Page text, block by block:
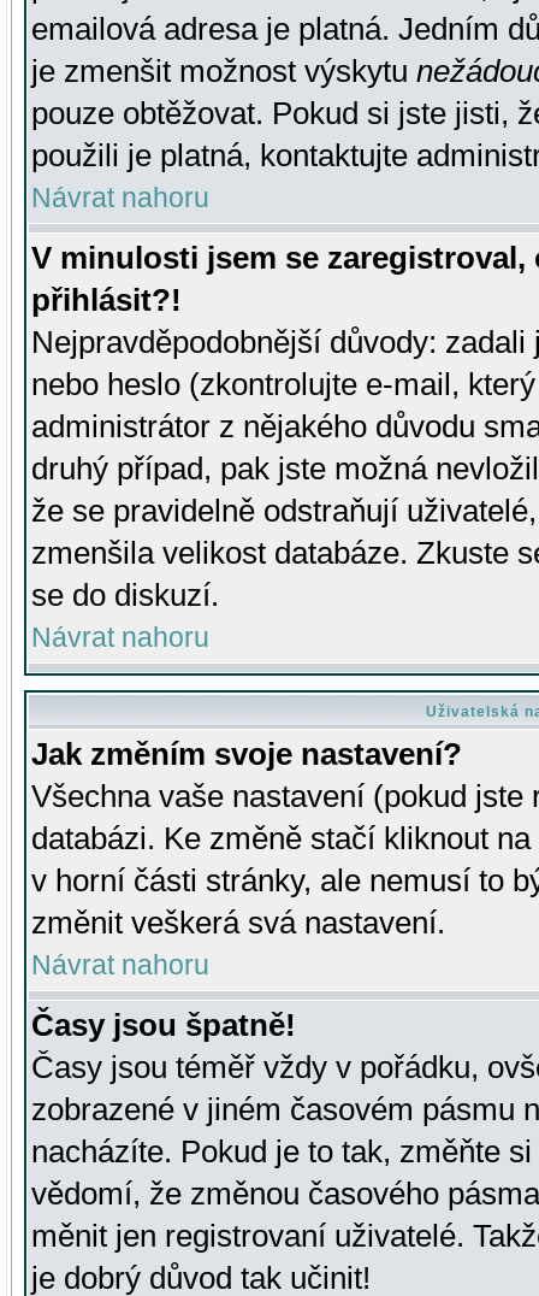
emailová adresa je platná. Jedním
je zmenšit možnost výskytu
pouze obtěžovat. Pokud si jste jisti,
použili je platná, kontaktujte
Návrat nahoru
V minulosti jsem se
přihlásit?!
Nejpravděpodobnější důvody:
nebo heslo (zkontrolujte e-mail,
administrátor z nějakého důvodu
druhý případ, pak jste možná
že se pravidelně odstraňují
zmenšila velikost databáze. Zkuste
se do diskuzí.
Návrat nahoru
Uživatelská
Jak změním svoje nastavení?
Všechna vaše nastavení (pokud
databázi. Ke změně stačí kliknout
v horní části stránky, ale nemusí to
změnit veškerá svá nastavení.
Návrat nahoru
Časy jsou špatně!
Časy jsou téměř vždy v pořádku,
zobrazené v jiném časovém pásmu
nacházíte. Pokud je to tak, změňte
vědomí, že změnou časového
měnit jen registrovaní uživatelé.
je dobrý důvod tak učinit!